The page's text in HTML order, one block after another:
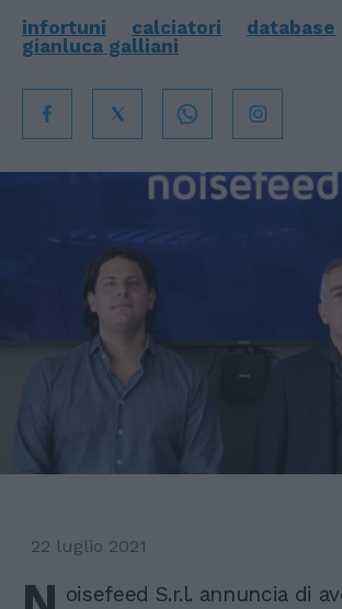
infortuni calciatori database
gianluca galliani
22 luglio 2021
oisefeed S.r.l. annuncia di